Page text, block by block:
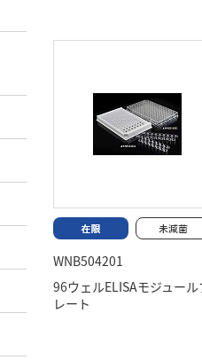
WNB504201
96ウェルELISAモジュール
レート